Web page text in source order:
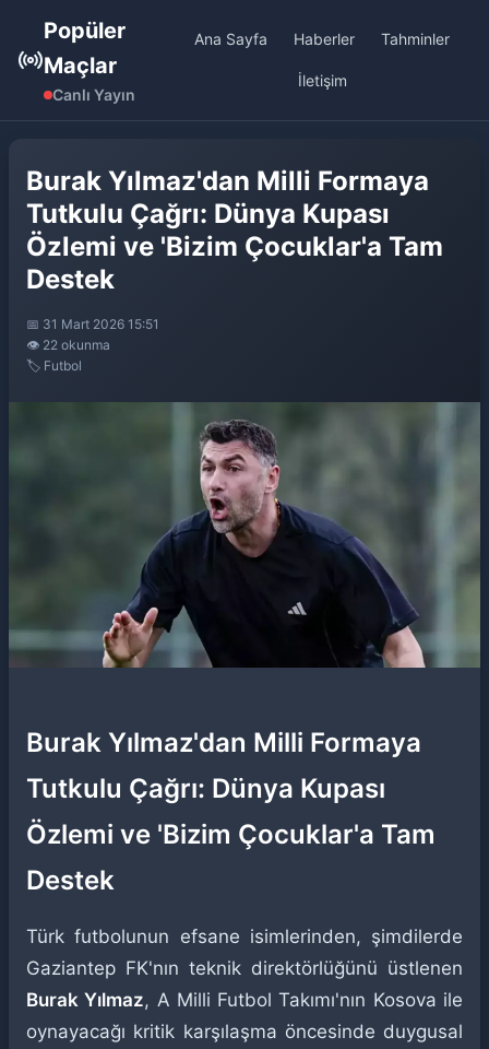
Popüler
Maçlar
Canlı Yayın
Ana Sayfa Haberler Tahminler
İletişim
Burak Yılmaz'dan Milli Formaya
Tutkulu Çağrı: Dünya Kupası
Özlemi ve 'Bizim Çocuklar'a Tam
Destek
📅 31 Mart 2026 15:51
👁️ 22 okunma
🏷️ Futbol
Burak Yılmaz'dan Milli Formaya
Tutkulu Çağrı: Dünya Kupası
Özlemi ve 'Bizim Çocuklar'a Tam
Destek
Türk futbolunun efsane isimlerinden, şimdilerde
Gaziantep FK'nın teknik direktörlüğünü üstlenen
Burak Yılmaz, A Milli Futbol Takımı'nın Kosova ile
oynayacağı kritik karşılaşma öncesinde duygusal